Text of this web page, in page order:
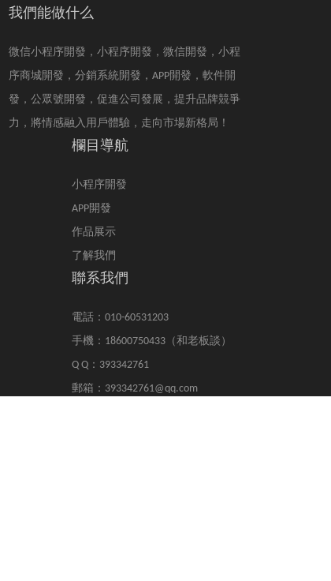
種平臺更適合自己，卻
本文將分析微信小程序
和公眾號的優缺點，以
擇。
也逐漸浮現。
我們能做什么
微信小程序開發，小程序開發，微信開發，小程
序商城開發，分銷系統開發，APP開發，軟件開
發，公眾號開發，促進公司發展，提升品牌競爭
力，將情感融入用戶體驗，走向市場新格局！
欄目導航
小程序開發
APP開發
作品展示
了解我們
聯系我們
電話：010-60531203
手機：18600750433（和老板談）
Q Q：393342761
郵箱：393342761@qq.com